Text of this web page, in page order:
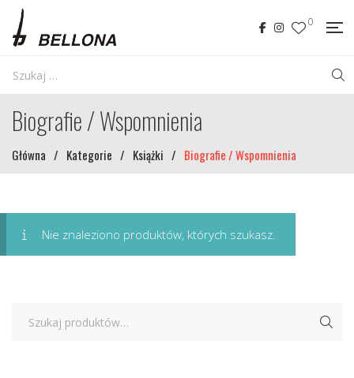
0
Biografie / Wspomnienia
Główna / Kategorie / Książki / Biografie / Wspomnienia
Nie znaleziono produktów, których szukasz.